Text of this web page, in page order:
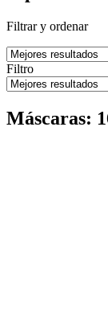
Filtrar y ordenar
Filtro
Máscaras: